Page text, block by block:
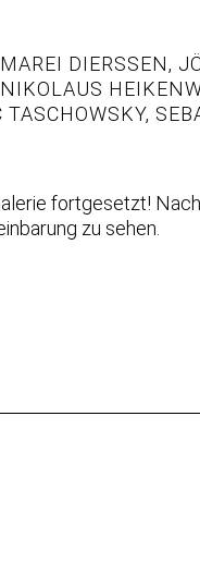
MAREI DIERSSEN ,
TASCHOWSKY,
fortgesetzt!
zu sehen.